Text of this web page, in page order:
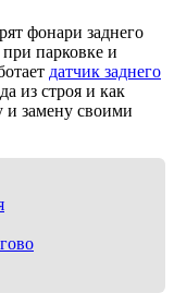
фонари заднего
парковке и
датчик заднего
из строя и как
и замену своими